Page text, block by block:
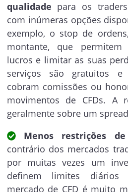
qualidade para os
com inúmeras opções
exemplo, o stop de
montante, que
lucros e limitar as suas
serviços são gratuitos
cobram comissões ou
movimentos de CFDs. A
geralmente sobre um
Menos restrições
contrário dos mercados
por muitas vezes um
definem limites diários
mercado de CFD é muito